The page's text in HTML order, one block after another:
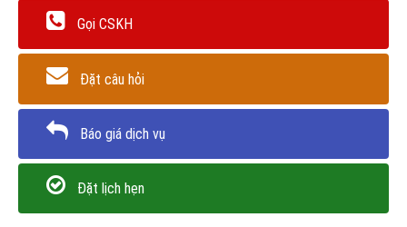
Gọi CSKH
Đặt câu hỏi
Báo giá dịch vụ
Đặt lịch hẹn